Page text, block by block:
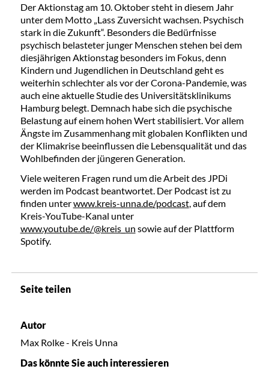
Der Aktionstag am 10. Oktober steht in diesem Jahr
unter dem Motto „Lass Zuversicht wachsen. Psychisch
stark in die Zukunft“. Besonders die Bedürfnisse
psychisch belasteter junger Menschen stehen bei dem
diesjährigen Aktionstag besonders im Fokus, denn
Kindern und Jugendlichen in Deutschland geht es
weiterhin schlechter als vor der Corona-Pandemie, was
auch eine aktuelle Studie des Universitätsklinikums
Hamburg belegt. Demnach habe sich die psychische
Belastung auf einem hohen Wert stabilisiert. Vor allem
Ängste im Zusammenhang mit globalen Konflikten und
der Klimakrise beeinflussen die Lebensqualität und das
Wohlbefinden der jüngeren Generation.
Viele weiteren Fragen rund um die Arbeit des JPDi
werden im Podcast beantwortet. Der Podcast ist zu
finden unterwww.kreis-unna.de/podcast, auf dem
Kreis-YouTube-Kanal unter
www.youtube.de/@kreis_un sowie auf der Plattform
Spotify.
Seite teilen
Autor
Max Rolke - Kreis Unna
Das könnte Sie auch interessieren